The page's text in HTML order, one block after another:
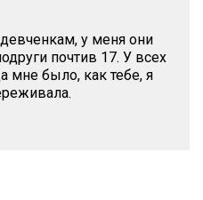
у меня они
почтив 17. У всех
мне было, как тебе, я